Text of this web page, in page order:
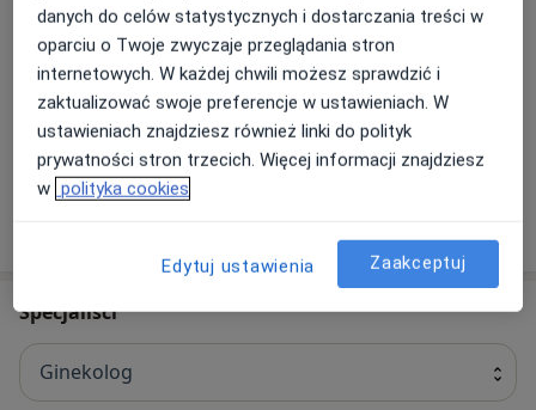
Kardiologia
Konsultacja kardiologiczna
Specjaliści
Ginekolog
danych do celów statystycznych i dostarczania treści w
oparciu o Twoje zwyczaje przeglądania stron
internetowych. W każdej chwili możesz sprawdzić i
zaktualizować swoje preferencje w ustawieniach. W
ustawieniach znajdziesz również linki do polityk
prywatności stron trzecich. Więcej informacji znajdziesz
w polityka cookies
Edytuj ustawienia Zaakceptuj